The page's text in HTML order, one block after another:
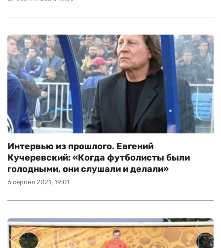
6 серпня 2021, 19:01
Интервью из прошлого. Евгений
Кучеревский: «Когда футболисты были
голодными, они слушали и делали»